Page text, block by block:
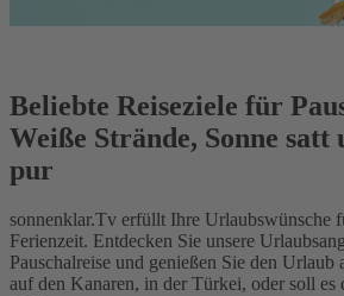
Beliebte Reiseziele für
Weiße Strände, Sonne
pur
sonnenklar.Tv erfüllt Ihre Urlaubswünsche
Ferienzeit. Entdecken Sie unsere
Pauschalreise und genießen Sie den Urlaub
auf den Kanaren, in der Türkei, oder soll es